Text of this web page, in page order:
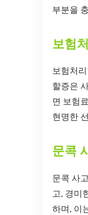
부분을
보험
보험처
할증은
면 보험
현명한
문콕
문콕 사
고, 경미
하며, 이